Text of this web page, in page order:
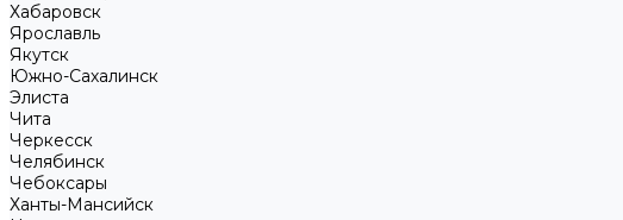
Хабаровск
Ярославль
Якутск
Южно-Сахалинск
Элиста
Чита
Черкесск
Челябинск
Чебоксары
Ханты-Мансийск